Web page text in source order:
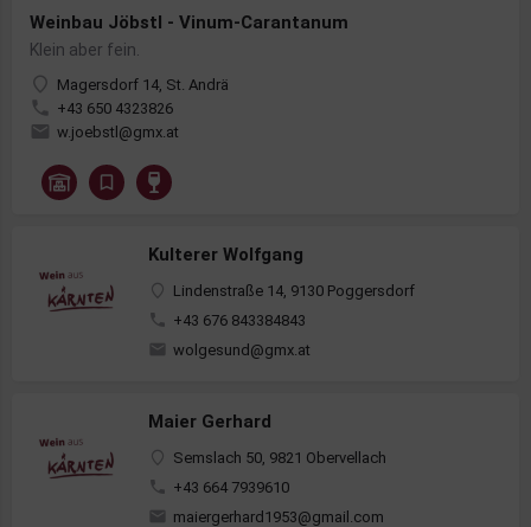
Weinbau Jöbstl - Vinum-Carantanum
Klein aber fein.
Magersdorf 14, St. Andrä
+43 650 4323826
w.joebstl@gmx.at
Kulterer Wolfgang
Lindenstraße 14, 9130 Poggersdorf
+43 676 843384843
wolgesund@gmx.at
Maier Gerhard
Semslach 50, 9821 Obervellach
+43 664 7939610
maiergerhard1953@gmail.com